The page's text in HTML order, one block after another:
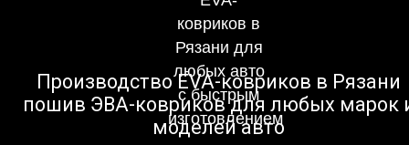
Производство EVA-ковриков в Рязани
пошив ЭВА-ковриков для любых марок
моделей авто